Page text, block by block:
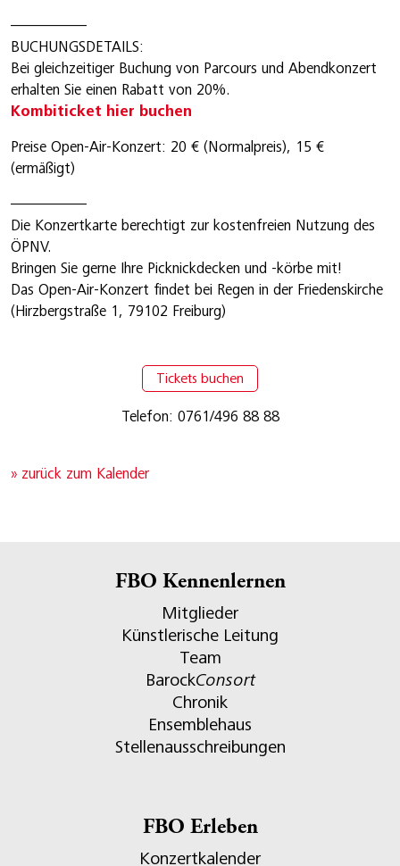
—————
BUCHUNGSDETAILS:
Bei gleichzeitiger Buchung von Parcours und Abendkonzert
erhalten Sie einen Rabatt von 20%.
Kombiticket hier buchen
Preise Open-Air-Konzert: 20 € (Normalpreis), 15 €
(ermäßigt)
—————
Die Konzertkarte berechtigt zur kostenfreien Nutzung des
ÖPNV.
Bringen Sie gerne Ihre Picknickdecken und -körbe mit!
Das Open-Air-Konzert findet bei Regen in der Friedenskirche
(Hirzbergstraße 1, 79102 Freiburg)
Tickets buchen
Telefon: 0761/496 88 88
» zurück zum Kalender
FBO Kennenlernen
Mitglieder
Künstlerische Leitung
Team
BarockConsort
Chronik
Ensemblehaus
Stellenausschreibungen
FBO Erleben
Konzertkalender